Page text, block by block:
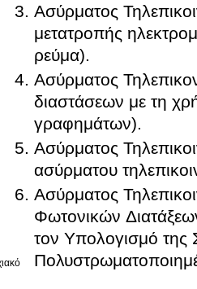
Ασύρματος
μετατροπής
ρεύμα).
Ασύρματος
διαστάσεων με τη
γραφημάτων).
Ασύρματος
ασύρματου
Ασύρματος
Φωτονικών
τον Υπολογισμό